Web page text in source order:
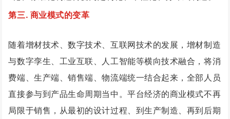
第三. 商业模式的变革
随着增材技术、数字技术、互联网技术的发展，增材制造
与数字孪生、工业互联、人工智能等横向技术融合，将消
费端、生产端、销售端、物流端统一结合起来，全部人员
直接参与到产品生命周期当中。平台经济的商业模式不再
局限于销售，从最初的设计过程、到生产制造、再到后期